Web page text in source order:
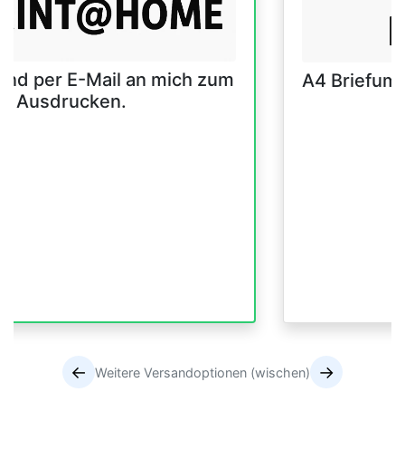
per E-Mail an mich zum
Ausdrucken.
A4
← Weitere Versandoptionen (wischen) →